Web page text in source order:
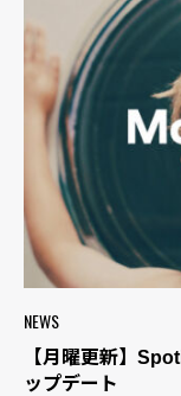
NEWS
【月曜更新】
ップデート